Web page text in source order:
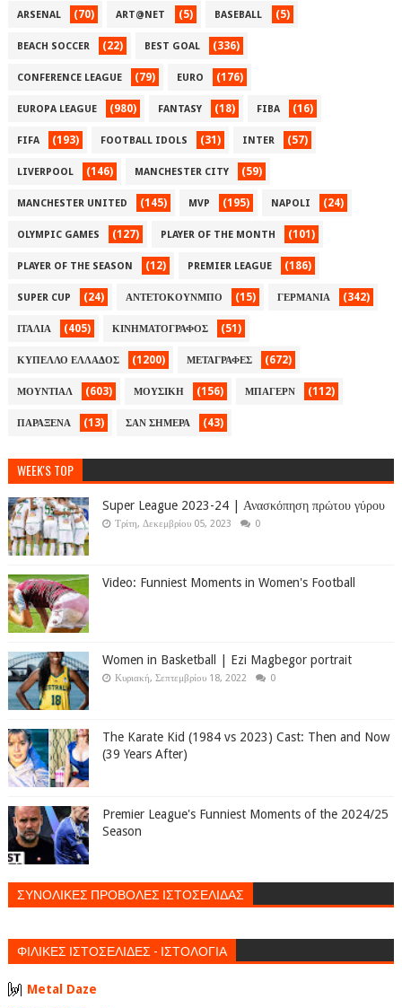
ARSENAL (70) ART@NET (5) BASEBALL (5)
BEACH SOCCER (22) BEST GOAL (336)
CONFERENCE LEAGUE (79) EURO (176)
EUROPA LEAGUE (980) FANTASY (18) FIBA (16)
FIFA (193) FOOTBALL IDOLS (31) INTER (57)
LIVERPOOL (146) MANCHESTER CITY (59)
MANCHESTER UNITED (145) MVP (195) NAPOLI (24)
OLYMPIC GAMES (127) PLAYER OF THE MONTH (101)
PLAYER OF THE SEASON (12) PREMIER LEAGUE (186)
SUPER CUP (24) ΑΝΤΕΤΟΚΟΥΝΜΠΟ (15) ΓΕΡΜΑΝΙΑ (342)
ΙΤΑΛΙΑ (405) ΚΙΝΗΜΑΤΟΓΡΑΦΟΣ (51)
ΚΥΠΕΛΛΟ ΕΛΛΑΔΟΣ (1200) ΜΕΤΑΓΡΑΦΕΣ (672)
ΜΟΥΝΤΙΑΛ (603) ΜΟΥΣΙΚΗ (156) ΜΠΑΓΕΡΝ (112)
ΠΑΡΑΞΕΝΑ (13) ΣΑΝ ΣΗΜΕΡΑ (43)
WEEK'S TOP
Super League 2023-24 | Ανασκόπηση πρώτου γύρου
Τρίτη, Δεκεμβρίου 05, 2023 0
Video: Funniest Moments in Women's Football
Women in Basketball | Ezi Magbegor portrait
Κυριακή, Σεπτεμβρίου 18, 2022 0
The Karate Kid (1984 vs 2023) Cast: Then and Now
(39 Years After)
Premier League's Funniest Moments of the 2024/25
Season
ΣΥΝΟΛΙΚΕΣ ΠΡΟΒΟΛΕΣ ΙΣΤΟΣΕΛΙΔΑΣ
ΦΙΛΙΚΕΣ ΙΣΤΟΣΕΛΙΔΕΣ - ΙΣΤΟΛΟΓΙΑ
Metal Daze